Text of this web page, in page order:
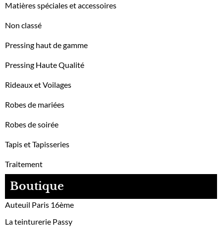
Matières spéciales et accessoires
Non classé
Pressing haut de gamme
Pressing Haute Qualité
Rideaux et Voilages
Robes de mariées
Robes de soirée
Tapis et Tapisseries
Traitement
Boutique
Auteuil Paris 16ème
La teinturerie Passy